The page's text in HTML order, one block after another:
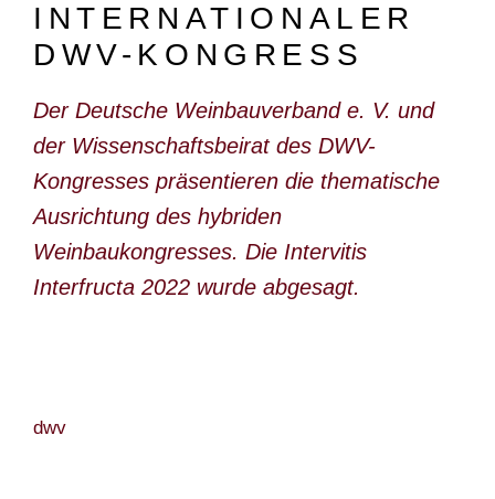
DOKUMENTARFILM
ABONNEMENT
E-PAPER
PDF-ARCHIV
STELLENMARKT
MARKTPLATZ
INTERNATIONALER
DWV-KONGRESS
Der Deutsche Weinbauverband e. V. und
der Wissenschaftsbeirat des DWV-
Kongresses präsentieren die thematische
Ausrichtung des hybriden
Weinbaukongresses. Die Intervitis
Interfructa 2022 wurde abgesagt.
dwv